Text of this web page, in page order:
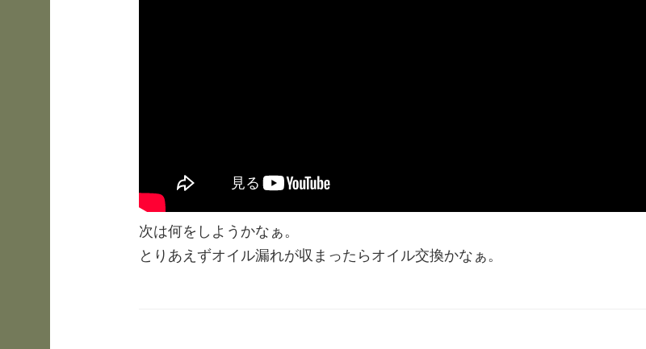
次は何をしようかなぁ。
とりあえずオイル漏れが収まったらオイル交換かなぁ。